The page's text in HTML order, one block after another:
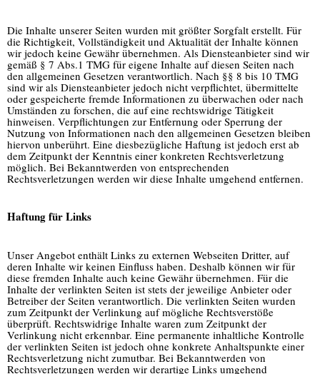
Die Inhalte unserer Seiten wurden mit größter Sorgfalt erstellt. Für
die Richtigkeit, Vollständigkeit und Aktualität der Inhalte können
wir jedoch keine Gewähr übernehmen. Als Diensteanbieter sind wir
gemäß § 7 Abs.1 TMG für eigene Inhalte auf diesen Seiten nach
den allgemeinen Gesetzen verantwortlich. Nach §§ 8 bis 10 TMG
sind wir als Diensteanbieter jedoch nicht verpflichtet, übermittelte
oder gespeicherte fremde Informationen zu überwachen oder nach
Umständen zu forschen, die auf eine rechtswidrige Tätigkeit
hinweisen. Verpflichtungen zur Entfernung oder Sperrung der
Nutzung von Informationen nach den allgemeinen Gesetzen bleiben
hiervon unberührt. Eine diesbezügliche Haftung ist jedoch erst ab
dem Zeitpunkt der Kenntnis einer konkreten Rechtsverletzung
möglich. Bei Bekanntwerden von entsprechenden
Rechtsverletzungen werden wir diese Inhalte umgehend entfernen.
Haftung für Links
Unser Angebot enthält Links zu externen Webseiten Dritter, auf
deren Inhalte wir keinen Einfluss haben. Deshalb können wir für
diese fremden Inhalte auch keine Gewähr übernehmen. Für die
Inhalte der verlinkten Seiten ist stets der jeweilige Anbieter oder
Betreiber der Seiten verantwortlich. Die verlinkten Seiten wurden
zum Zeitpunkt der Verlinkung auf mögliche Rechtsverstöße
überprüft. Rechtswidrige Inhalte waren zum Zeitpunkt der
Verlinkung nicht erkennbar. Eine permanente inhaltliche Kontrolle
der verlinkten Seiten ist jedoch ohne konkrete Anhaltspunkte einer
Rechtsverletzung nicht zumutbar. Bei Bekanntwerden von
Rechtsverletzungen werden wir derartige Links umgehend